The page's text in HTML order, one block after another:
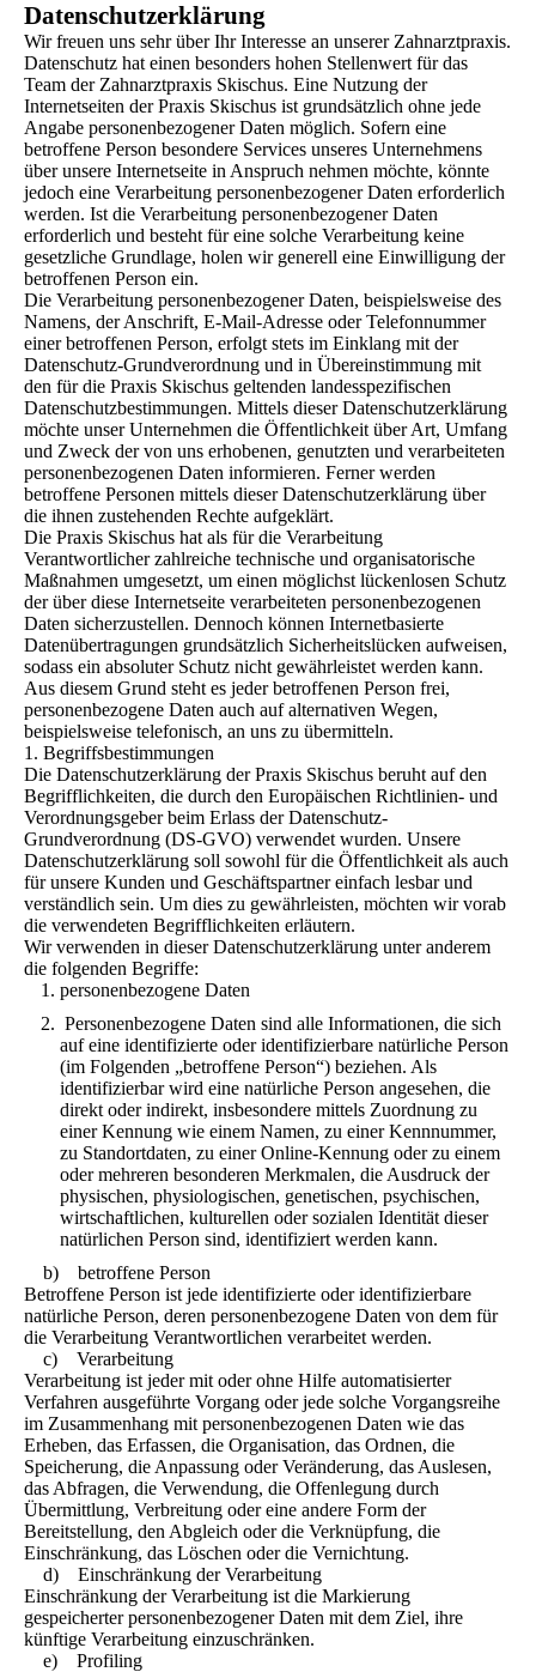
Datenschutzerklärung
Wir freuen uns sehr über Ihr Interesse an unserer Zahnarztpraxis.
Datenschutz hat einen besonders hohen Stellenwert für das
Team der Zahnarztpraxis Skischus. Eine Nutzung der
Internetseiten der Praxis Skischus ist grundsätzlich ohne jede
Angabe personenbezogener Daten möglich. Sofern eine
betroffene Person besondere Services unseres Unternehmens
über unsere Internetseite in Anspruch nehmen möchte, könnte
jedoch eine Verarbeitung personenbezogener Daten erforderlich
werden. Ist die Verarbeitung personenbezogener Daten
erforderlich und besteht für eine solche Verarbeitung keine
gesetzliche Grundlage, holen wir generell eine Einwilligung der
betroffenen Person ein.
Die Verarbeitung personenbezogener Daten, beispielsweise des
Namens, der Anschrift, E-Mail-Adresse oder Telefonnummer
einer betroffenen Person, erfolgt stets im Einklang mit der
Datenschutz-Grundverordnung und in Übereinstimmung mit
den für die Praxis Skischus geltenden landesspezifischen
Datenschutzbestimmungen. Mittels dieser Datenschutzerklärung
möchte unser Unternehmen die Öffentlichkeit über Art, Umfang
und Zweck der von uns erhobenen, genutzten und verarbeiteten
personenbezogenen Daten informieren. Ferner werden
betroffene Personen mittels dieser Datenschutzerklärung über
die ihnen zustehenden Rechte aufgeklärt.
Die Praxis Skischus hat als für die Verarbeitung
Verantwortlicher zahlreiche technische und organisatorische
Maßnahmen umgesetzt, um einen möglichst lückenlosen Schutz
der über diese Internetseite verarbeiteten personenbezogenen
Daten sicherzustellen. Dennoch können Internetbasierte
Datenübertragungen grundsätzlich Sicherheitslücken aufweisen,
sodass ein absoluter Schutz nicht gewährleistet werden kann.
Aus diesem Grund steht es jeder betroffenen Person frei,
personenbezogene Daten auch auf alternativen Wegen,
beispielsweise telefonisch, an uns zu übermitteln.
1. Begriffsbestimmungen
Die Datenschutzerklärung der Praxis Skischus beruht auf den
Begrifflichkeiten, die durch den Europäischen Richtlinien- und
Verordnungsgeber beim Erlass der Datenschutz-
Grundverordnung (DS-GVO) verwendet wurden. Unsere
Datenschutzerklärung soll sowohl für die Öffentlichkeit als auch
für unsere Kunden und Geschäftspartner einfach lesbar und
verständlich sein. Um dies zu gewährleisten, möchten wir vorab
die verwendeten Begrifflichkeiten erläutern.
Wir verwenden in dieser Datenschutzerklärung unter anderem
die folgenden Begriffe:
personenbezogene Daten
Personenbezogene Daten sind alle Informationen, die sich
auf eine identifizierte oder identifizierbare natürliche Person
(im Folgenden „betroffene Person“) beziehen. Als
identifizierbar wird eine natürliche Person angesehen, die
direkt oder indirekt, insbesondere mittels Zuordnung zu
einer Kennung wie einem Namen, zu einer Kennnummer,
zu Standortdaten, zu einer Online-Kennung oder zu einem
oder mehreren besonderen Merkmalen, die Ausdruck der
physischen, physiologischen, genetischen, psychischen,
wirtschaftlichen, kulturellen oder sozialen Identität dieser
natürlichen Person sind, identifiziert werden kann.
b) betroffene Person
Betroffene Person ist jede identifizierte oder identifizierbare
natürliche Person, deren personenbezogene Daten von dem für
die Verarbeitung Verantwortlichen verarbeitet werden.
c) Verarbeitung
Verarbeitung ist jeder mit oder ohne Hilfe automatisierter
Verfahren ausgeführte Vorgang oder jede solche Vorgangsreihe
im Zusammenhang mit personenbezogenen Daten wie das
Erheben, das Erfassen, die Organisation, das Ordnen, die
Speicherung, die Anpassung oder Veränderung, das Auslesen,
das Abfragen, die Verwendung, die Offenlegung durch
Übermittlung, Verbreitung oder eine andere Form der
Bereitstellung, den Abgleich oder die Verknüpfung, die
Einschränkung, das Löschen oder die Vernichtung.
d) Einschränkung der Verarbeitung
Einschränkung der Verarbeitung ist die Markierung
gespeicherter personenbezogener Daten mit dem Ziel, ihre
künftige Verarbeitung einzuschränken.
e) Profiling